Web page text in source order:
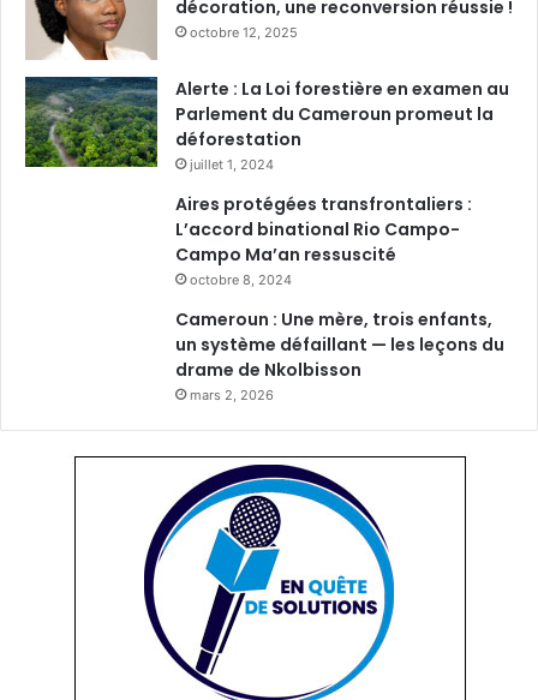
décoration, une reconversion réussie !
octobre 12, 2025
Alerte : La Loi forestière en examen au
Parlement du Cameroun promeut la
déforestation
juillet 1, 2024
Aires protégées transfrontaliers :
L’accord binational Rio Campo-
Campo Ma’an ressuscité
octobre 8, 2024
Cameroun : Une mère, trois enfants,
un système défaillant — les leçons du
drame de Nkolbisson
mars 2, 2026